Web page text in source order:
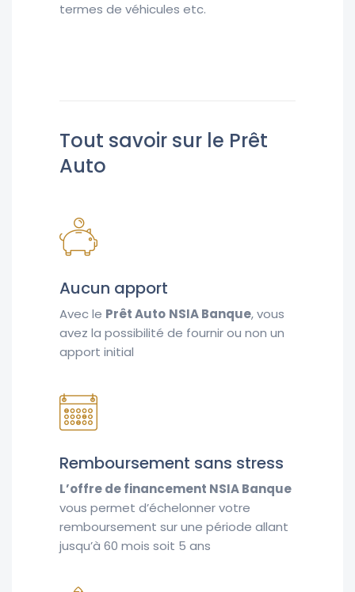
termes de véhicules etc.
Tout savoir sur le Prêt
Auto
Aucun apport
Avec le Prêt Auto NSIA Banque, vous
avez la possibilité de fournir ou non un
apport initial
Remboursement sans stress
L’offre de financement NSIA Banque
vous permet d’échelonner votre
remboursement sur une période allant
jusqu’à 60 mois soit 5 ans